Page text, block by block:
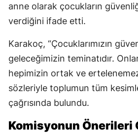
anne olarak çocukların
verdiğini ifade etti.
Karakoç, “Çocuklarımızın
geleceğimizin teminatıdır.
hepimizin ortak ve
sözleriyle toplumun tüm
çağrısında bulundu.
Komisyonun Önerileri